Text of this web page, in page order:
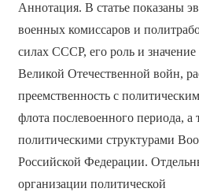
Аннотация. В статье показаны
военных комиссаров и
силах СССР, его роль и
Великой Отечественной войн,
преемственность с
флота послевоенного периода, а
политическими структурами
Российской Федерации.
организации политической